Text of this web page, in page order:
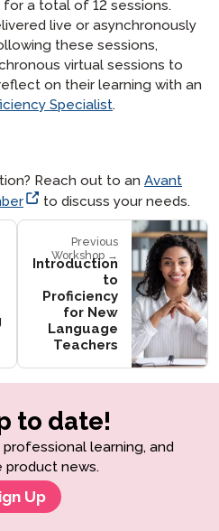
a total of 12 sessions.
live or asynchronously
these sessions,
virtual sessions to
on their learning with an
Specialist.
Reach out to an Avant
to discuss your needs.
Previous
Workshop →
Introduction
to
Proficiency
for New
Language
Teachers​
to date!
learning, and
product news.
Up